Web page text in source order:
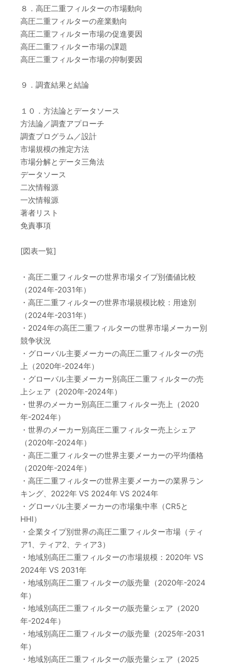
８．高圧二重フィルターの市場動向
高圧二重フィルターの産業動向
高圧二重フィルター市場の促進要因
高圧二重フィルター市場の課題
高圧二重フィルター市場の抑制要因
９．調査結果と結論
１０．方法論とデータソース
方法論／調査アプローチ
調査プログラム／設計
市場規模の推定方法
市場分解とデータ三角法
データソース
二次情報源
一次情報源
著者リスト
免責事項
[図表一覧]
・高圧二重フィルターの世界市場タイプ別価値比較
（2024年-2031年）
・高圧二重フィルターの世界市場規模比較：用途別
（2024年-2031年）
・2024年の高圧二重フィルターの世界市場メーカー別
競争状況
・グローバル主要メーカーの高圧二重フィルターの売
上（2020年-2024年）
・グローバル主要メーカー別高圧二重フィルターの売
上シェア（2020年-2024年）
・世界のメーカー別高圧二重フィルター売上（2020
年-2024年）
・世界のメーカー別高圧二重フィルター売上シェア
（2020年-2024年）
・高圧二重フィルターの世界主要メーカーの平均価格
（2020年-2024年）
・高圧二重フィルターの世界主要メーカーの業界ラン
キング、2022年 VS 2024年 VS 2024年
・グローバル主要メーカーの市場集中率（CR5と
HHI）
・企業タイプ別世界の高圧二重フィルター市場（ティ
ア1、ティア2、ティア3）
・地域別高圧二重フィルターの市場規模：2020年 VS
2024年 VS 2031年
・地域別高圧二重フィルターの販売量（2020年-2024
年）
・地域別高圧二重フィルターの販売量シェア（2020
年-2024年）
・地域別高圧二重フィルターの販売量（2025年-2031
年）
・地域別高圧二重フィルターの販売量シェア（2025